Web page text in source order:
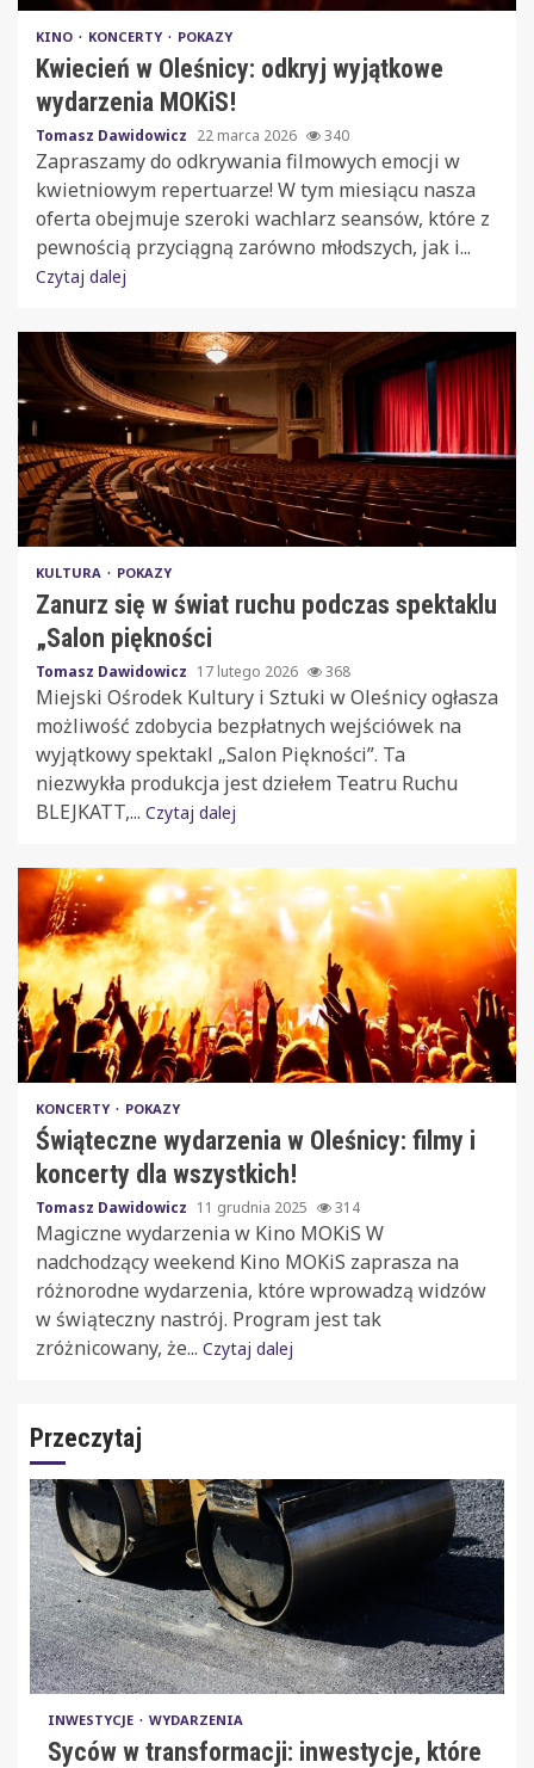
KINO KONCERTY POKAZY
Kwiecień w Oleśnicy: odkryj wyjątkowe
wydarzenia MOKiS!
Tomasz Dawidowicz 22 marca 2026 340
Zapraszamy do odkrywania filmowych emocji w
kwietniowym repertuarze! W tym miesiącu nasza
oferta obejmuje szeroki wachlarz seansów, które z
pewnością przyciągną zarówno młodszych, jak i...
Czytaj dalej
KULTURA POKAZY
Zanurz się w świat ruchu podczas spektaklu
„Salon piękności
Tomasz Dawidowicz 17 lutego 2026 368
Miejski Ośrodek Kultury i Sztuki w Oleśnicy ogłasza
możliwość zdobycia bezpłatnych wejściówek na
wyjątkowy spektakl „Salon Piękności”. Ta
niezwykła produkcja jest dziełem Teatru Ruchu
BLEJKATT,... Czytaj dalej
KONCERTY POKAZY
Świąteczne wydarzenia w Oleśnicy: filmy i
koncerty dla wszystkich!
Tomasz Dawidowicz 11 grudnia 2025 314
Magiczne wydarzenia w Kino MOKiS W
nadchodzący weekend Kino MOKiS zaprasza na
różnorodne wydarzenia, które wprowadzą widzów
w świąteczny nastrój. Program jest tak
zróżnicowany, że... Czytaj dalej
Przeczytaj
INWESTYCJE WYDARZENIA
Syców w transformacji: inwestycje, które